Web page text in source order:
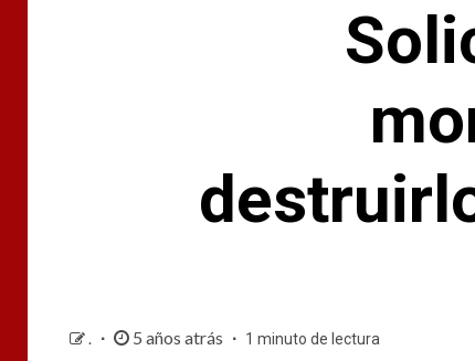
. 5 años atrás 1 minuto de lectura